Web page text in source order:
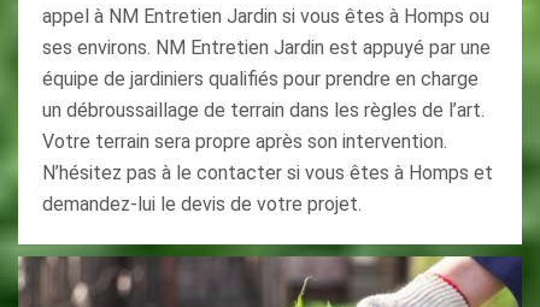
appel à NM Entretien Jardin si vous êtes à Homps ou
ses environs. NM Entretien Jardin est appuyé par une
équipe de jardiniers qualifiés pour prendre en charge
un débroussaillage de terrain dans les règles de l’art.
Votre terrain sera propre après son intervention.
N’hésitez pas à le contacter si vous êtes à Homps et
demandez-lui le devis de votre projet.